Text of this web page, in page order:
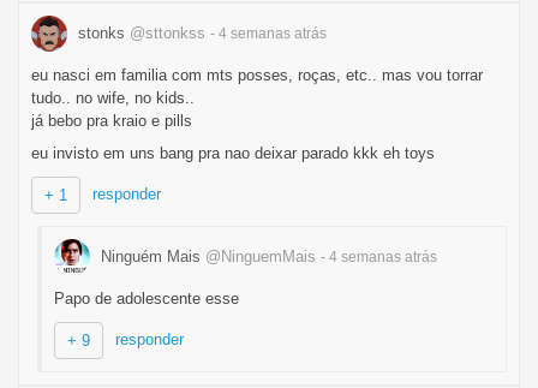
stonks @sttonkss - 4 semanas atrás
eu nasci em familia com mts posses, roças, etc.. mas vou torrar
tudo.. no wife, no kids..
já bebo pra kraio e pills
eu invisto em uns bang pra nao deixar parado kkk eh toys
+ 1 responder
Ninguém Mais @NinguemMais - 4 semanas atrás
Papo de adolescente esse
+ 9 responder